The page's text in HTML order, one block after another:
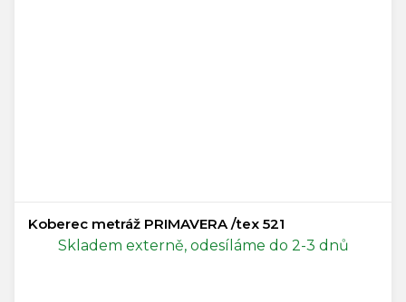
Koberec metráž PRIMAVERA /tex 521
Skladem externě, odesíláme do 2-3 dnů